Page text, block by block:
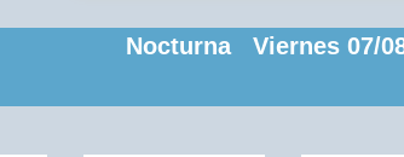
Nocturna Viernes 07/